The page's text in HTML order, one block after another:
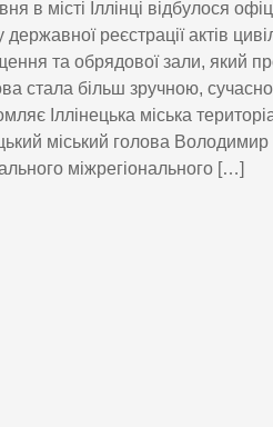
в місті Іллінці відбулося
державної реєстрації актів
та обрядової зали, який
стала більш зручною,
Іллінецька міська
міський голова
міжрегіонального […]